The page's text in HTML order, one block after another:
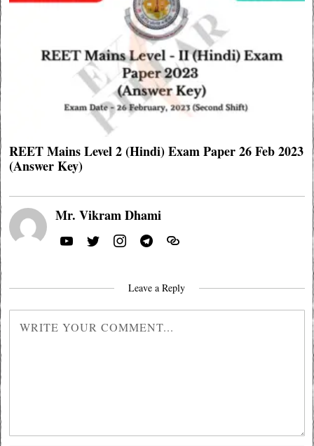
REET Mains Level 2 (Hindi) Exam Paper 26 Feb 2023
(Answer Key)
Mr. Vikram Dhami
Leave a Reply